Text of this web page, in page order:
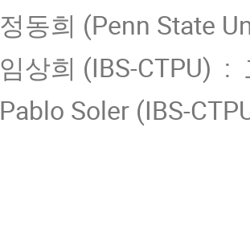
정동희 (Penn State
임상희 (IBS-CTPU) :
Pablo Soler (IBS-